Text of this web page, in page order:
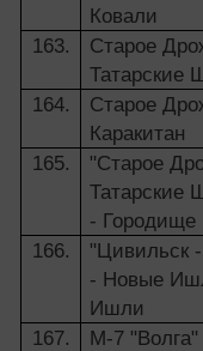
Ковали
163.
Старое
Татарские
164.
Старое
Каракитан
165.
"Старое
Татарские
- Городище
166.
"Цивильск
- Новые
Ишли
167. М-7 "Волга"